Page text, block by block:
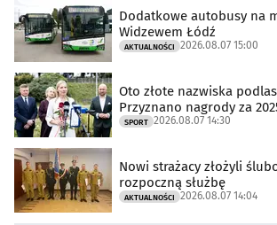
Dodatkowe autobusy na
Widzewem Łódź
AKTUALNOŚCI 2026.08.07 15:00
Oto złote nazwiska
Przyznano nagrody za
SPORT 2026.08.07 14:30
Nowi strażacy złożyli
rozpoczną służbę
AKTUALNOŚCI 2026.08.07 14:04